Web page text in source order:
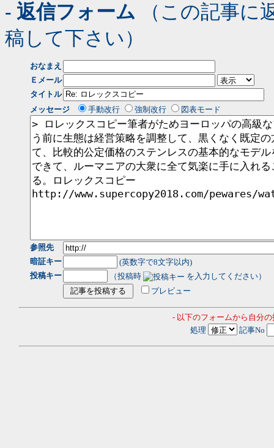
- 返信フォーム （この記事に
稿して下さい）
おなまえ
Ｅメール
タイトル
メッセージ
手動改行 強制改行 図表モード
参照先
暗証キー
(英数字で8文字以内)
投稿キー
（投稿時
を入力してください）
プレビュー
- 以下のフォームから自分
処理
記事No